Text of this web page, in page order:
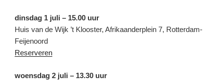
dinsdag 1 juli – 15.00 uur
Huis van de Wijk ’t Klooster, Afrikaanderplein 7, Rotterdam-
Feijenoord
Reserveren
woensdag 2 juli – 13.30 uur